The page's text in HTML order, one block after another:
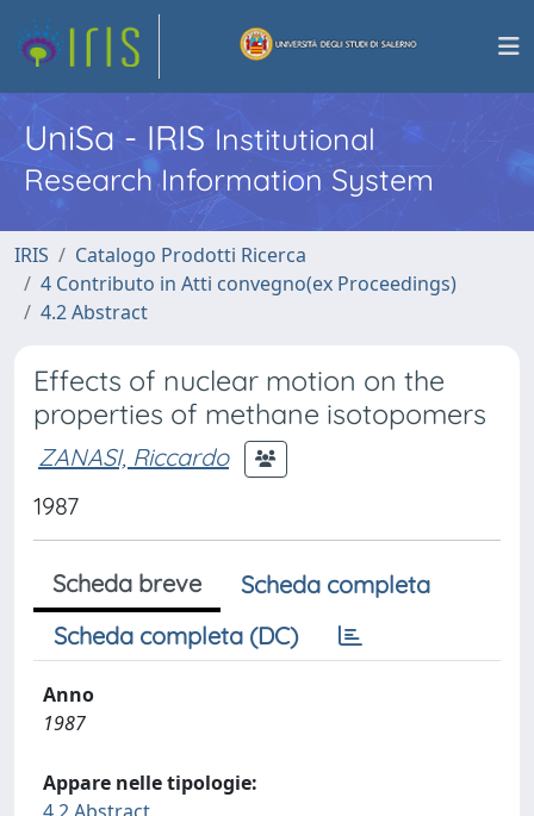
UniSa - IRISInstitutional
Research Information System
IRIS
Catalogo Prodotti Ricerca
4 Contributo in Atti convegno(ex Proceedings)
4.2 Abstract
Effects of nuclear motion on the
properties of methane isotopomers
ZANASI, Riccardo
1987
Scheda breve
Scheda completa
Scheda completa (DC)
Anno
1987
Appare nelle tipologie: